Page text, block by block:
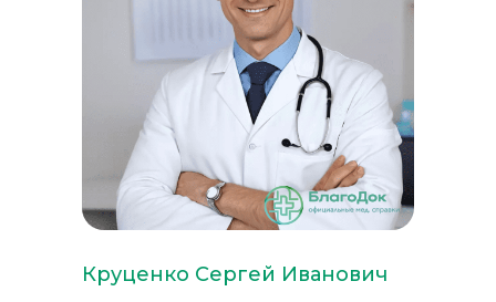
Круценко Сергей Иванович